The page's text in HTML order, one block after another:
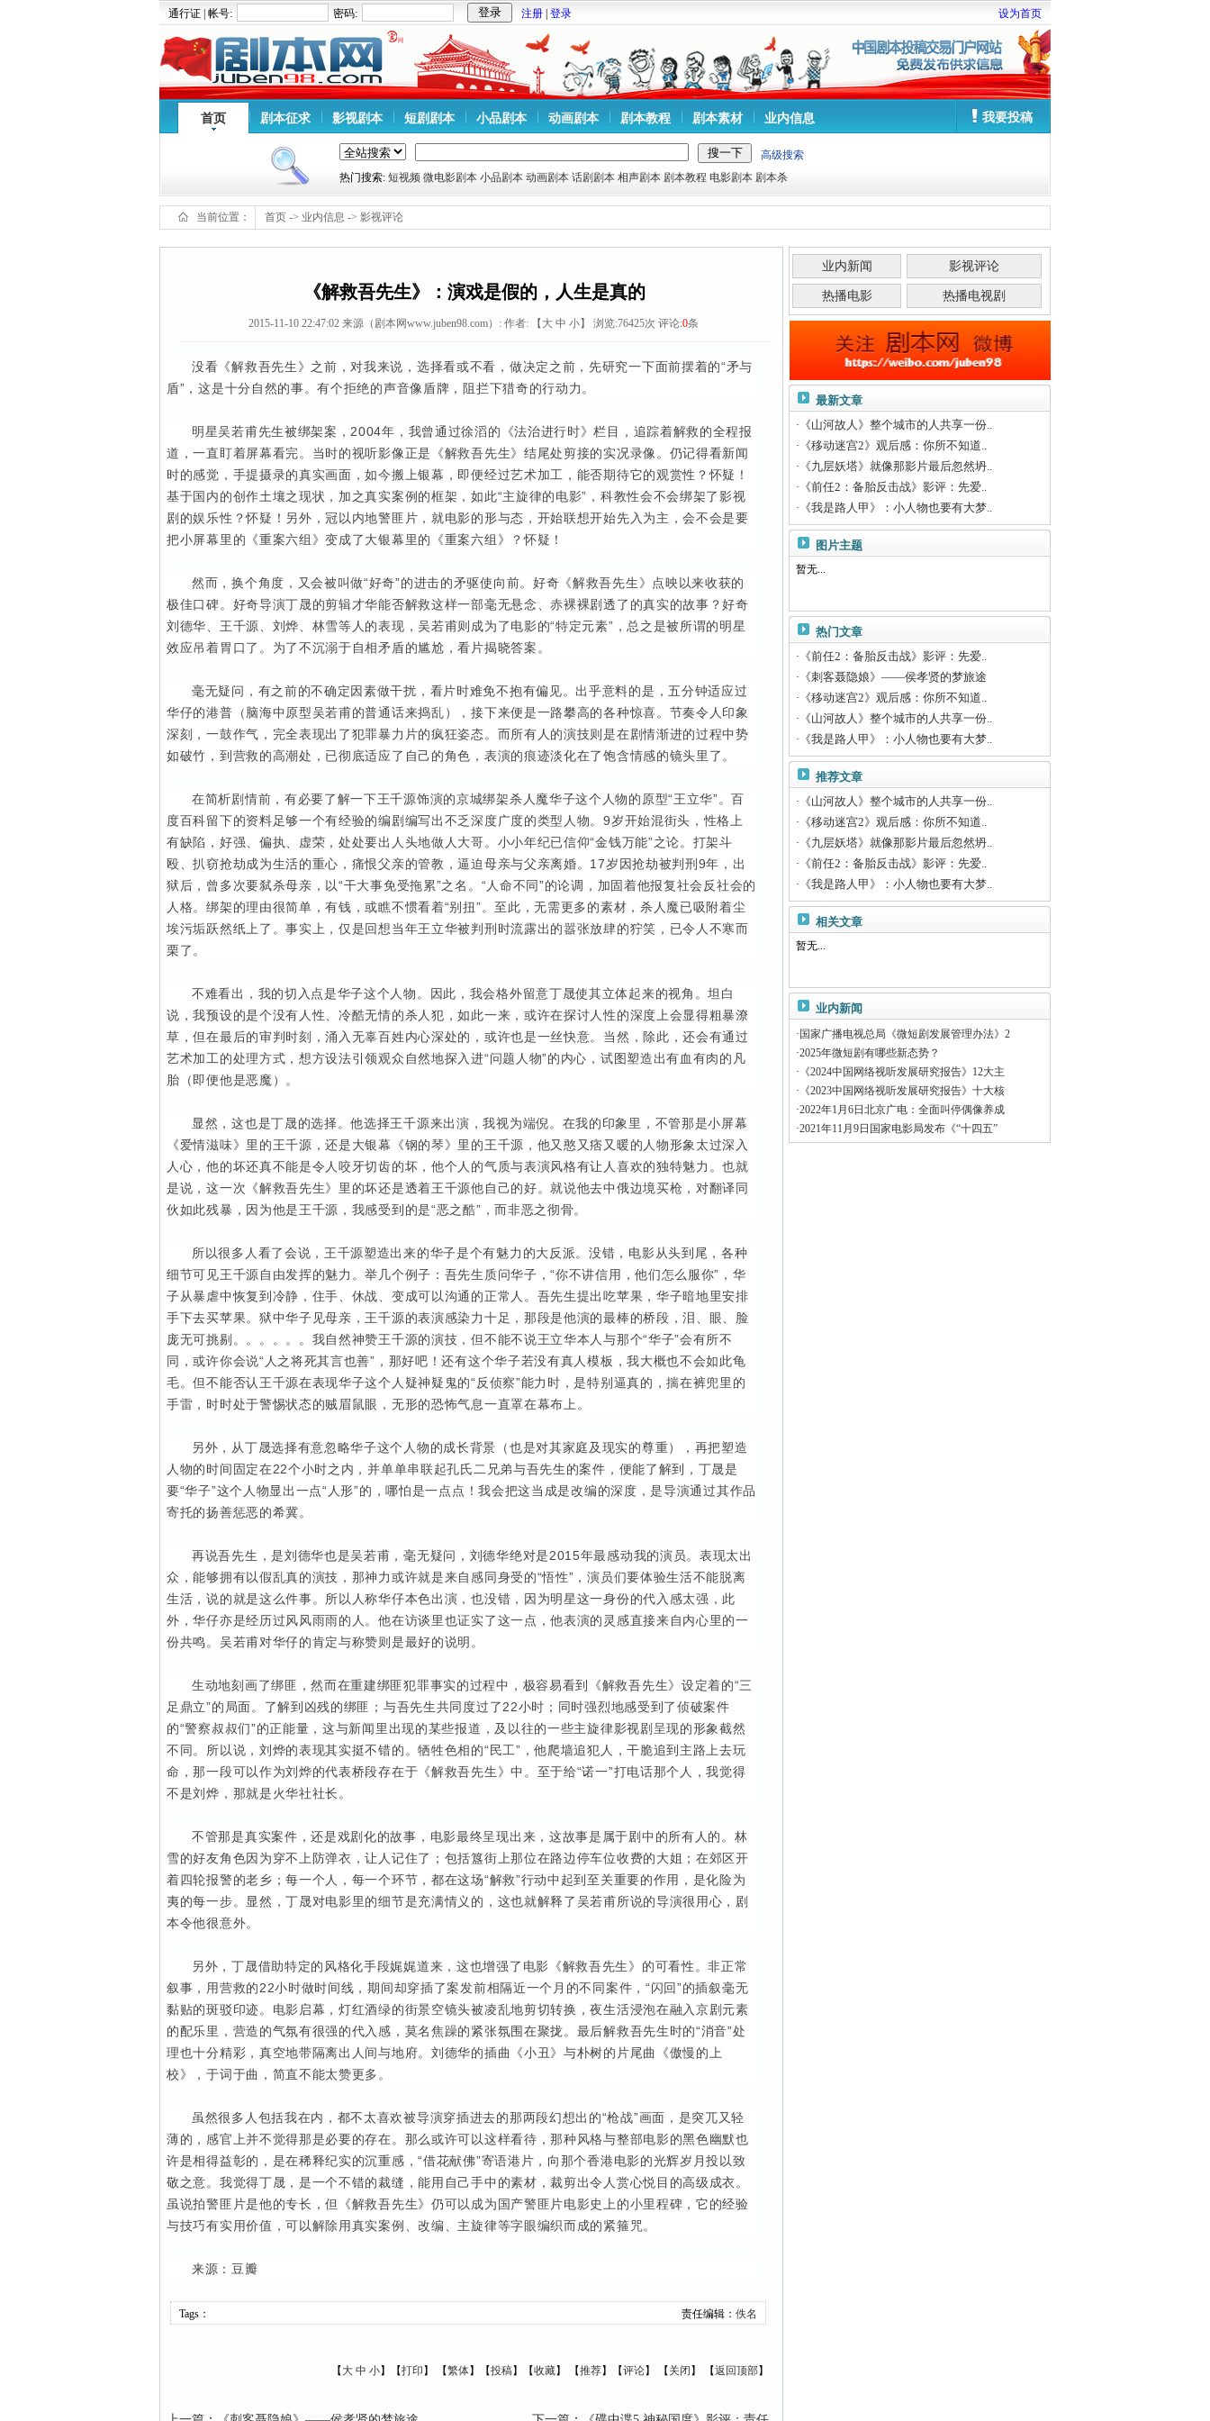
通行证 | 帐号: 密码: 注册 登录 设为首页
首页 剧本征求 影视剧本 短剧剧本 小品剧本 动画剧本 剧本教程 剧本素材 业内信息 我要投稿
高级搜索
热门搜索: 短视频 微电影剧本 小品剧本 动画剧本 话剧剧本 相声剧本 剧本教程 电影剧本 剧本杀
当前位置： 首页 -> 业内信息 -> 影视评论
《解救吾先生》：演戏是假的，人生是真的
2015-11-10 22:47:02 来源（剧本网www.juben98.com）: 作者: 【 大 中 小】 浏览:76425次 评论:0条
没看《解救吾先生》之前，对我来说，选择看或不看，做决定之前，先研究一下面前摆着的“矛与
盾”，这是十分自然的事。有个拒绝的声音像盾牌，阻拦下猎奇的行动力。
明星吴若甫先生被绑架案，2004年，我曾通过徐滔的《法治进行时》栏目，追踪着解救的全程报
道，一直盯着屏幕看完。当时的视听影像正是《解救吾先生》结尾处剪接的实况录像。仍记得看新闻
时的感觉，手提摄录的真实画面，如今搬上银幕，即便经过艺术加工，能否期待它的观赏性？怀疑！
基于国内的创作土壤之现状，加之真实案例的框架，如此“主旋律的电影”，科教性会不会绑架了影视
剧的娱乐性？怀疑！另外，冠以内地警匪片，就电影的形与态，开始联想开始先入为主，会不会是要
把小屏幕里的《重案六组》变成了大银幕里的《重案六组》？怀疑！
然而，换个角度，又会被叫做“好奇”的进击的矛驱使向前。好奇《解救吾先生》点映以来收获的
极佳口碑。好奇导演丁晟的剪辑才华能否解救这样一部毫无悬念、赤裸裸剧透了的真实的故事？好奇
刘德华、王千源、刘烨、林雪等人的表现，吴若甫则成为了电影的“特定元素”，总之是被所谓的明星
效应吊着胃口了。为了不沉溺于自相矛盾的尴尬，看片揭晓答案。
毫无疑问，有之前的不确定因素做干扰，看片时难免不抱有偏见。出乎意料的是，五分钟适应过
华仔的港普（脑海中原型吴若甫的普通话来捣乱），接下来便是一路攀高的各种惊喜。节奏令人印象
深刻，一鼓作气，完全表现出了犯罪暴力片的疯狂姿态。而所有人的演技则是在剧情渐进的过程中势
如破竹，到营救的高潮处，已彻底适应了自己的角色，表演的痕迹淡化在了饱含情感的镜头里了。
在简析剧情前，有必要了解一下王千源饰演的京城绑架杀人魔华子这个人物的原型“王立华”。百
度百科留下的资料足够一个有经验的编剧编写出不乏深度广度的类型人物。9岁开始混街头，性格上
有缺陷，好强、偏执、虚荣，处处要出人头地做人大哥。小小年纪已信仰“金钱万能”之论。打架斗
殴、扒窃抢劫成为生活的重心，痛恨父亲的管教，逼迫母亲与父亲离婚。17岁因抢劫被判刑9年，出
狱后，曾多次要弑杀母亲，以“干大事免受拖累”之名。“人命不同”的论调，加固着他报复社会反社会的
人格。绑架的理由很简单，有钱，或瞧不惯看着“别扭”。至此，无需更多的素材，杀人魔已吸附着尘
埃污垢跃然纸上了。事实上，仅是回想当年王立华被判刑时流露出的嚣张放肆的狞笑，已令人不寒而
栗了。
不难看出，我的切入点是华子这个人物。因此，我会格外留意丁晟使其立体起来的视角。坦白
说，我预设的是个没有人性、冷酷无情的杀人犯，如此一来，或许在探讨人性的深度上会显得粗暴潦
草，但在最后的审判时刻，涌入无辜百姓内心深处的，或许也是一丝快意。当然，除此，还会有通过
艺术加工的处理方式，想方设法引领观众自然地探入进“问题人物”的内心，试图塑造出有血有肉的凡
胎（即便他是恶魔）。
显然，这也是丁晟的选择。他选择王千源来出演，我视为端倪。在我的印象里，不管那是小屏幕
《爱情滋味》里的王千源，还是大银幕《钢的琴》里的王千源，他又憨又痞又暖的人物形象太过深入
人心，他的坏还真不能是令人咬牙切齿的坏，他个人的气质与表演风格有让人喜欢的独特魅力。也就
是说，这一次《解救吾先生》里的坏还是透着王千源他自己的好。就说他去中俄边境买枪，对翻译同
伙如此残暴，因为他是王千源，我感受到的是“恶之酷”，而非恶之彻骨。
所以很多人看了会说，王千源塑造出来的华子是个有魅力的大反派。没错，电影从头到尾，各种
细节可见王千源自由发挥的魅力。举几个例子：吾先生质问华子，“你不讲信用，他们怎么服你”，华
子从暴虐中恢复到冷静，住手、休战、变成可以沟通的正常人。吾先生提出吃苹果，华子暗地里安排
手下去买苹果。狱中华子见母亲，王千源的表演感染力十足，那段是他演的最棒的桥段，泪、眼、脸
庞无可挑剔。。。。。。我自然神赞王千源的演技，但不能不说王立华本人与那个“华子”会有所不
同，或许你会说“人之将死其言也善”，那好吧！还有这个华子若没有真人模板，我大概也不会如此龟
毛。但不能否认王千源在表现华子这个人疑神疑鬼的“反侦察”能力时，是特别逼真的，揣在裤兜里的
手雷，时时处于警惕状态的贼眉鼠眼，无形的恐怖气息一直罩在幕布上。
另外，从丁晟选择有意忽略华子这个人物的成长背景（也是对其家庭及现实的尊重），再把塑造
人物的时间固定在22个小时之内，并单单串联起孔氏二兄弟与吾先生的案件，便能了解到，丁晟是
要“华子”这个人物显出一点“人形”的，哪怕是一点点！我会把这当成是改编的深度，是导演通过其作品
寄托的扬善惩恶的希冀。
再说吾先生，是刘德华也是吴若甫，毫无疑问，刘德华绝对是2015年最感动我的演员。表现太出
众，能够拥有以假乱真的演技，那神力或许就是来自感同身受的“悟性”，演员们要体验生活不能脱离
生活，说的就是这么件事。所以人称华仔本色出演，也没错，因为明星这一身份的代入感太强，此
外，华仔亦是经历过风风雨雨的人。他在访谈里也证实了这一点，他表演的灵感直接来自内心里的一
份共鸣。吴若甫对华仔的肯定与称赞则是最好的说明。
生动地刻画了绑匪，然而在重建绑匪犯罪事实的过程中，极容易看到《解救吾先生》设定着的“三
足鼎立”的局面。了解到凶残的绑匪；与吾先生共同度过了22小时；同时强烈地感受到了侦破案件
的“警察叔叔们”的正能量，这与新闻里出现的某些报道，及以往的一些主旋律影视剧呈现的形象截然
不同。所以说，刘烨的表现其实挺不错的。牺牲色相的“民工”，他爬墙追犯人，干脆追到主路上去玩
命，那一段可以作为刘烨的代表桥段存在于《解救吾先生》中。至于给“诺一”打电话那个人，我觉得
不是刘烨，那就是火华社社长。
不管那是真实案件，还是戏剧化的故事，电影最终呈现出来，这故事是属于剧中的所有人的。林
雪的好友角色因为穿不上防弹衣，让人记住了；包括簋街上那位在路边停车位收费的大姐；在郊区开
着四轮报警的老乡；每一个人，每一个环节，都在这场“解救”行动中起到至关重要的作用，是化险为
夷的每一步。显然，丁晟对电影里的细节是充满情义的，这也就解释了吴若甫所说的导演很用心，剧
本令他很意外。
另外，丁晟借助特定的风格化手段娓娓道来，这也增强了电影《解救吾先生》的可看性。非正常
叙事，用营救的22小时做时间线，期间却穿插了案发前相隔近一个月的不同案件，“闪回”的插叙毫无
黏贴的斑驳印迹。电影启幕，灯红酒绿的街景空镜头被凌乱地剪切转换，夜生活浸泡在融入京剧元素
的配乐里，营造的气氛有很强的代入感，莫名焦躁的紧张氛围在聚拢。最后解救吾先生时的“消音”处
理也十分精彩，真空地带隔离出人间与地府。刘德华的插曲《小丑》与朴树的片尾曲《傲慢的上
校》，于词于曲，简直不能太赞更多。
虽然很多人包括我在内，都不太喜欢被导演穿插进去的那两段幻想出的“枪战”画面，是突兀又轻
薄的，感官上并不觉得那是必要的存在。那么或许可以这样看待，那种风格与整部电影的黑色幽默也
许是相得益彰的，是在稀释纪实的沉重感，“借花献佛”寄语港片，向那个香港电影的光辉岁月投以致
敬之意。我觉得丁晟，是一个不错的裁缝，能用自己手中的素材，裁剪出令人赏心悦目的高级成衣。
虽说拍警匪片是他的专长，但《解救吾先生》仍可以成为国产警匪片电影史上的小里程碑，它的经验
与技巧有实用价值，可以解除用真实案例、改编、主旋律等字眼编织而成的紧箍咒。
来源：豆瓣
Tags： 责任编辑： 佚名
【 大 中 小】【打印 】 【繁体】【投稿】【收藏】 【推荐】【评论】 【 关闭 】 【返回顶部】
业内新闻 影视评论
热播电影 热播电视剧
最新文章
· 《山河故人》整个城市的人共享一份..
· 《移动迷宫2》观后感：你所不知道..
· 《九层妖塔》就像那影片最后忽然坍..
· 《前任2：备胎反击战》影评：先爱..
· 《我是路人甲》：小人物也要有大梦..
图片主题
暂无...
热门文章
· 《前任2：备胎反击战》影评：先爱..
· 《刺客聂隐娘》——侯孝贤的梦旅途
· 《移动迷宫2》观后感：你所不知道..
· 《山河故人》整个城市的人共享一份..
· 《我是路人甲》：小人物也要有大梦..
推荐文章
· 《山河故人》整个城市的人共享一份..
· 《移动迷宫2》观后感：你所不知道..
· 《九层妖塔》就像那影片最后忽然坍..
· 《前任2：备胎反击战》影评：先爱..
· 《我是路人甲》：小人物也要有大梦..
相关文章
暂无...
业内新闻
· 国家广播电视总局《微短剧发展管理办法》2
·2025年微短剧有哪些新态势？
· 《2024中国网络视听发展研究报告》12大主
· 《2023中国网络视听发展研究报告》十大核
·2022年1月6日北京广电：全面叫停偶像养成
·2021年11月9日国家电影局发布《“十四五”